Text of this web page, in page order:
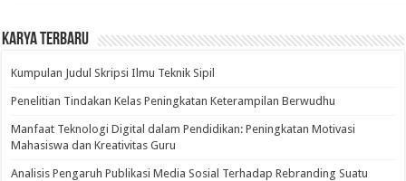
Karya Terbaru
Kumpulan Judul Skripsi Ilmu Teknik Sipil
Penelitian Tindakan Kelas Peningkatan Keterampilan Berwudhu
Manfaat Teknologi Digital dalam Pendidikan: Peningkatan Motivasi
Mahasiswa dan Kreativitas Guru
Analisis Pengaruh Publikasi Media Sosial Terhadap Rebranding Suatu